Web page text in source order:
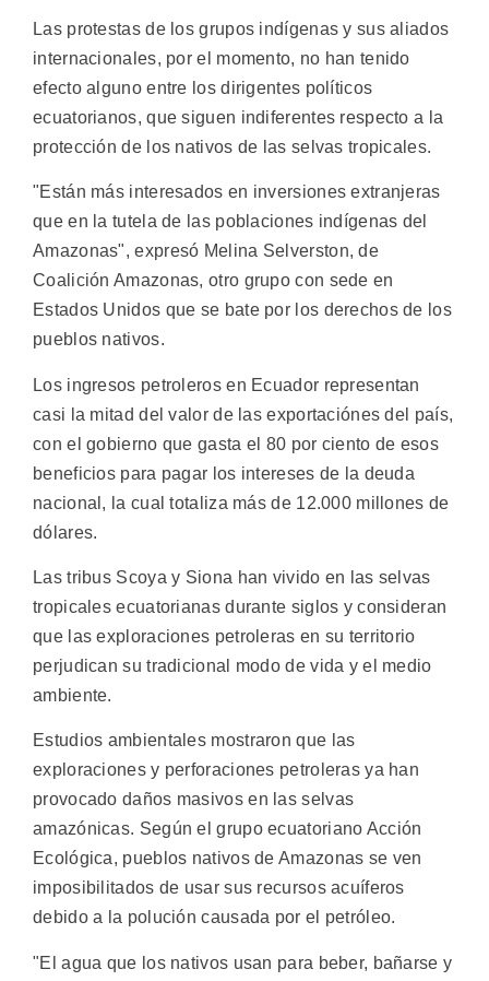
Las protestas de los grupos indígenas y sus aliados
internacionales, por el momento, no han tenido
efecto alguno entre los dirigentes políticos
ecuatorianos, que siguen indiferentes respecto a la
protección de los nativos de las selvas tropicales.
"Están más interesados en inversiones extranjeras
que en la tutela de las poblaciones indígenas del
Amazonas", expresó Melina Selverston, de
Coalición Amazonas, otro grupo con sede en
Estados Unidos que se bate por los derechos de los
pueblos nativos.
Los ingresos petroleros en Ecuador representan
casi la mitad del valor de las exportaciónes del país,
con el gobierno que gasta el 80 por ciento de esos
beneficios para pagar los intereses de la deuda
nacional, la cual totaliza más de 12.000 millones de
dólares.
Las tribus Scoya y Siona han vivido en las selvas
tropicales ecuatorianas durante siglos y consideran
que las exploraciones petroleras en su territorio
perjudican su tradicional modo de vida y el medio
ambiente.
Estudios ambientales mostraron que las
exploraciones y perforaciones petroleras ya han
provocado daños masivos en las selvas
amazónicas. Según el grupo ecuatoriano Acción
Ecológica, pueblos nativos de Amazonas se ven
imposibilitados de usar sus recursos acuíferos
debido a la polución causada por el petróleo.
"El agua que los nativos usan para beber, bañarse y